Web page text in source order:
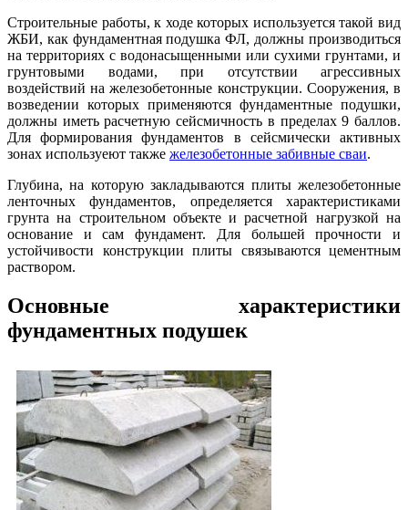
Строительные работы, к ходе которых используется такой вид
ЖБИ, как фундаментная подушка ФЛ, должны производиться
на территориях с водонасыщенными или сухими грунтами, и
грунтовыми водами, при отсутствии агрессивных
воздействий на железобетонные конструкции. Сооружения, в
возведении которых применяются фундаментные подушки,
должны иметь расчетную сейсмичность в пределах 9 баллов.
Для формирования фундаментов в сейсмически активных
зонах используеют также железобетонные забивные сваи.
Глубина, на которую закладываются плиты железобетонные
ленточных фундаментов, определяется характеристиками
грунта на строительном объекте и расчетной нагрузкой на
основание и сам фундамент. Для большей прочности и
устойчивости конструкции плиты связываются цементным
раствором.
Основные характеристики
фундаментных подушек